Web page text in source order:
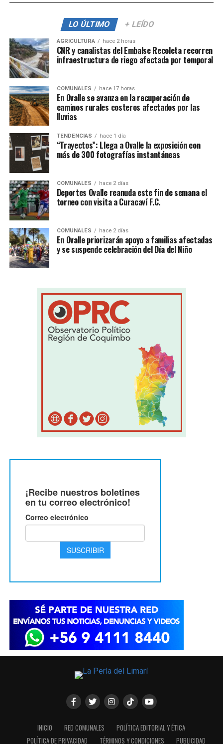
LO ÚLTIMO + LEÍDO
AGRICULTURA hace 2 horas
CNR y canalistas del Embalse Recoleta recorren
infraestructura de riego afectada por temporal
COMUNALES hace 17 horas
En Ovalle se avanza en la recuperación de
caminos rurales costeros afectados por las
lluvias
TENDENCIAS hace 1 día
“Trayectos”: Llega a Ovalle la exposición con
más de 300 fotografías instantáneas
COMUNALES hace 2 días
Deportes Ovalle reanuda este fin de semana el
torneo con visita a Curacaví F.C.
COMUNALES hace 2 días
En Ovalle priorizarán apoyo a familias afectadas
y se suspende celebración del Día del Niño
INICIO RED COMUNALES
POLÍTICA EDITORIAL Y ÉTICA
POLÍTICA DE PRIVACIDAD
TÉRMINOS Y CONDICIONES PUBLICIDAD